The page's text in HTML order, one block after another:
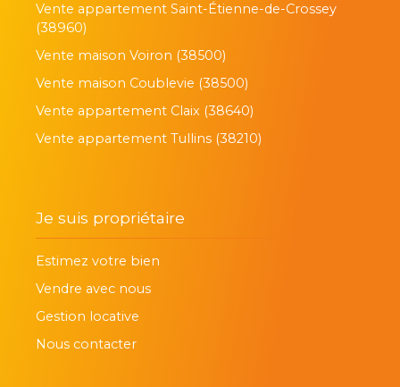
Vente appartement Saint-Étienne-de-Crossey
(38960)
Vente maison Voiron (38500)
Vente maison Coublevie (38500)
Vente appartement Claix (38640)
Vente appartement Tullins (38210)
Je suis propriétaire
Estimez votre bien
Vendre avec nous
Gestion locative
Nous contacter